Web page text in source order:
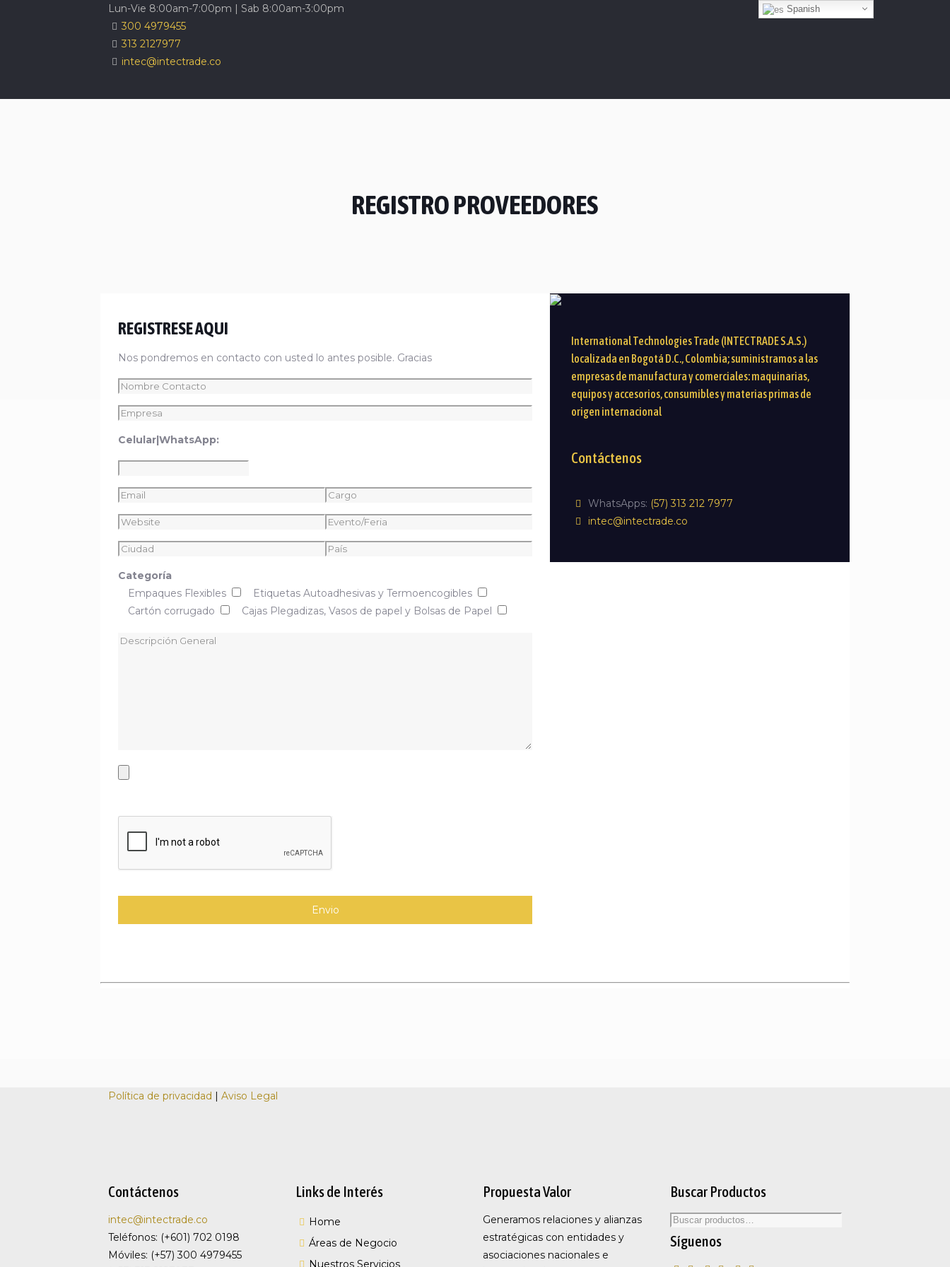
Lun-Vie 8:00am-7:00pm | Sab 8:00am-3:00pm
300 4979455
313 2127977
intec@intectrade.co
REGISTRO PROVEEDORES
REGISTRESE AQUI
Nos pondremos en contacto con usted lo antes posible. Gracias
Celular|WhatsApp:
Categoría
Empaques Flexibles
Etiquetas Autoadhesivas y Termoencogibles
Cartón corrugado
Cajas Plegadizas, Vasos de papel y Bolsas de Papel
International Technologies Trade (INTECTRADE S.A.S.)
localizada en Bogotá D.C., Colombia; suministramos a las
empresas de manufactura y comerciales: maquinarias,
equipos y accesorios, consumibles y materias primas de
origen internacional
Contáctenos
WhatsApps: (57) 313 212 7977
intec@intectrade.co
Política de privacidad | Aviso Legal
Contáctenos
intec@intectrade.co
Teléfonos: (+601) 702 0198
Móviles: (+57) 300 4979455
Links de Interés
Home
Áreas de Negocio
Nuestros Servicios
Propuesta Valor
Generamos relaciones y alianzas
estratégicas con entidades y
asociaciones nacionales e
Buscar Productos
Síguenos
Spanish